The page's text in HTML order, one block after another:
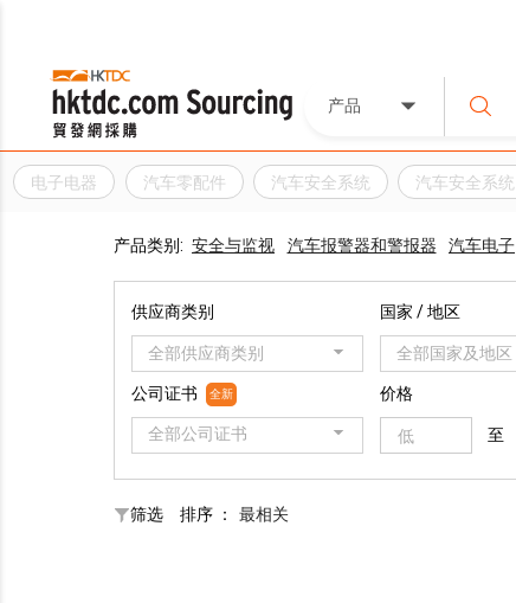
产品
电子电器 汽车零配件 汽车安全系统 汽车安全系统
产品类别: 安全与监视 汽车报警器和警报器 汽车电子
供应商类别
全部供应商类别
国家 / 地区
全部国家及地区
公司证书 全新
全部公司证书
价格
至
筛选 排序 ： 最相关